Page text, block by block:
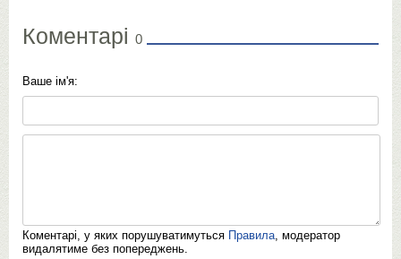
Коментарі 0
Ваше ім'я:
Коментарі, у яких порушуватимуться Правила , модератор
видалятиме без попереджень.